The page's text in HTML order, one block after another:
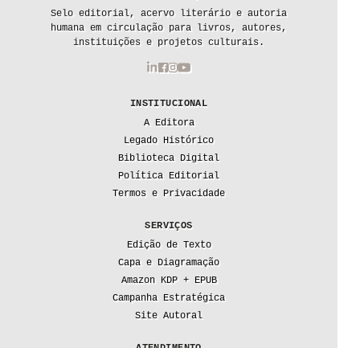
Selo editorial, acervo literário e autoria
humana em circulação para livros, autores,
instituições e projetos culturais.
INSTITUCIONAL
A Editora
Legado Histórico
Biblioteca Digital
Política Editorial
Termos e Privacidade
SERVIÇOS
Edição de Texto
Capa e Diagramação
Amazon KDP + EPUB
Campanha Estratégica
Site Autoral